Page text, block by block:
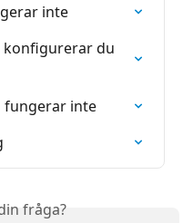
inte
konfigurerar du
fungerar inte
fråga?